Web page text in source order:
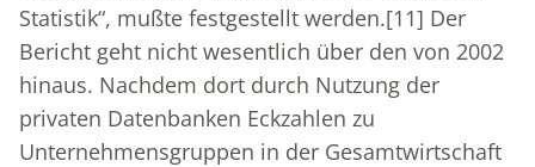
Statistik“, mußte festgestellt werden.[11] Der
Bericht geht nicht wesentlich über den von 2002
hinaus. Nachdem dort durch Nutzung der
privaten Datenbanken Eckzahlen zu
Unternehmensgruppen in der Gesamtwirtschaft